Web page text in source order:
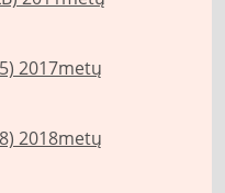
2017metų
2018metų